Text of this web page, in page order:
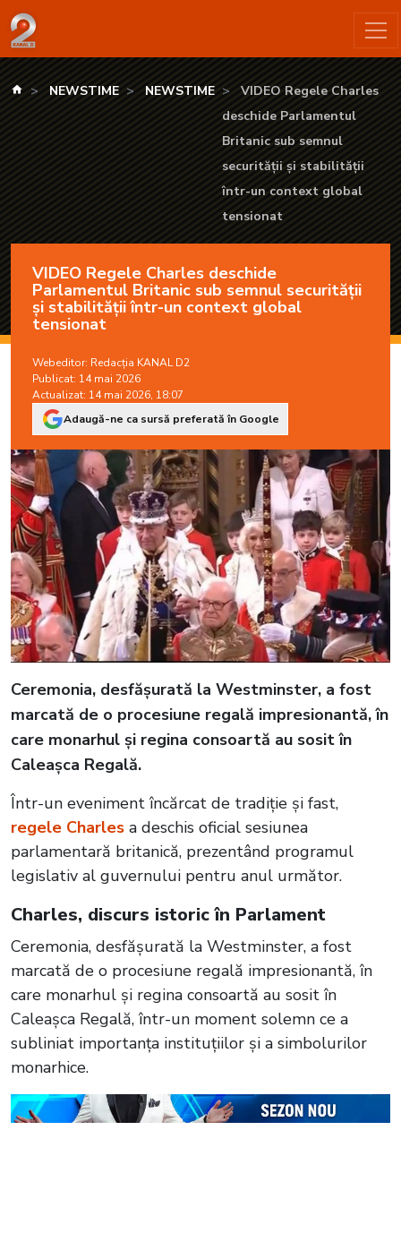
VIDEO Regele Charles deschide Parlamentul Britanic sub
kanald.ro
NEWSTIME NEWSTIME
VIDEO Regele Charles
deschide Parlamentul
Britanic sub semnul
securității și stabilității
într-un context global
tensionat
VIDEO Regele Charles deschide
Parlamentul Britanic sub semnul securității
și stabilității într-un context global
tensionat
Webeditor: Redacția KANAL D2
Publicat: 14 mai 2026
Actualizat: 14 mai 2026, 18:07
Adaugă-ne ca sursă preferată în Google
Ceremonia, desfășurată la Westminster, a fost
marcată de o procesiune regală impresionantă, în
care monarhul și regina consoartă au sosit în
Caleașca Regală.
Într-un eveniment încărcat de tradiție și fast,
regele Charles a deschis oficial sesiunea
parlamentară britanică, prezentând programul
legislativ al guvernului pentru anul următor.
Charles, discurs istoric în Parlament
Ceremonia, desfășurată la Westminster, a fost
marcată de o procesiune regală impresionantă, în
care monarhul și regina consoartă au sosit în
Caleașca Regală, într-un moment solemn ce a
subliniat importanța instituțiilor și a simbolurilor
monarhice.